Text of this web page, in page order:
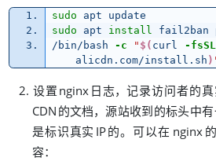
sudo apt update
sudo apt install fail2ban
/bin/bash -c " $( curl -fsSL
alicdn.com/install.sh )
设置 nginx 日志，记录访问者的真
CDN 的文档，源站收到的标头中
是标识真实 IP的。可以在 nginx
容：